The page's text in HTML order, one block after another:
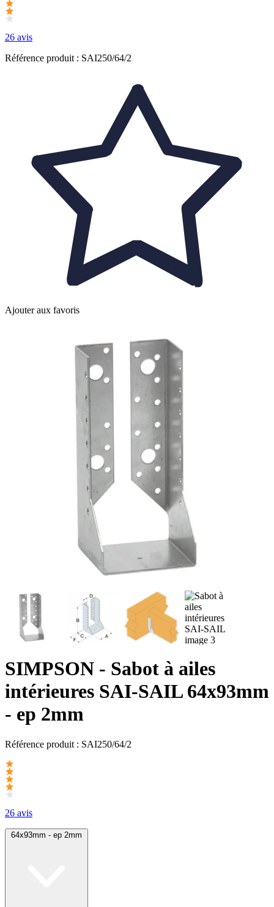
26 avis
Référence produit : SAI250/64/2
Ajouter aux favoris
SIMPSON - Sabot à ailes
intérieures SAI-SAIL 64x93mm
- ep 2mm
Référence produit : SAI250/64/2
26 avis
64x93mm - ep 2mm